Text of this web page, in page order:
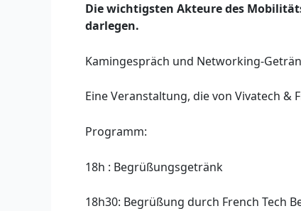
Die wichtigsten Akteure des
darlegen.
Kamingespräch und Networking-
Eine Veranstaltung, die von Vivatech &
Programm:
18h : Begrüßungsgetränk
18h30: Begrüßung durch French Tech